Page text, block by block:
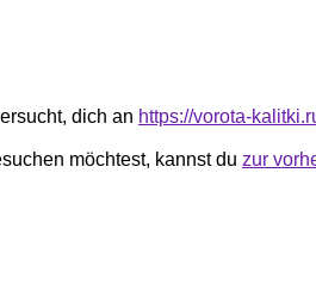
dich an https://vorota-
möchtest, kannst du zur